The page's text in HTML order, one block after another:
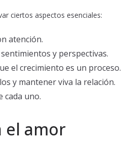
ciertos aspectos esenciales:
atención.
y perspectivas.
el crecimiento es un proceso.
y mantener viva la relación.
cada uno.
el amor